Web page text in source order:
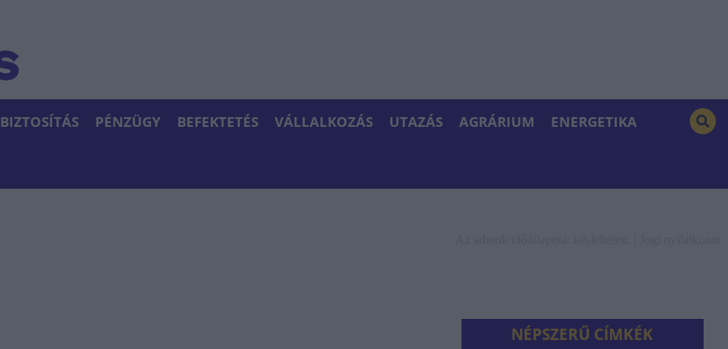
BIZTOSÍTÁS PÉNZÜGY BEFEKTETÉS VÁLLALKOZÁS UTAZÁS AGRÁRIUM ENERGETIKA
NÉPSZERŰ CÍMKÉK